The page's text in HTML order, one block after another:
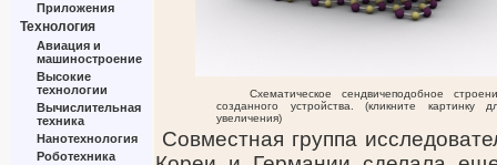
Приложения
Технология
Авиация и
машиностроение
Высокие
технологии
Вычислительная
техника
Нанотехнология
Роботехника
Схематическое сендвичеподобное
созданного устройства. (кликните картинку
увеличения)
Совместная группа